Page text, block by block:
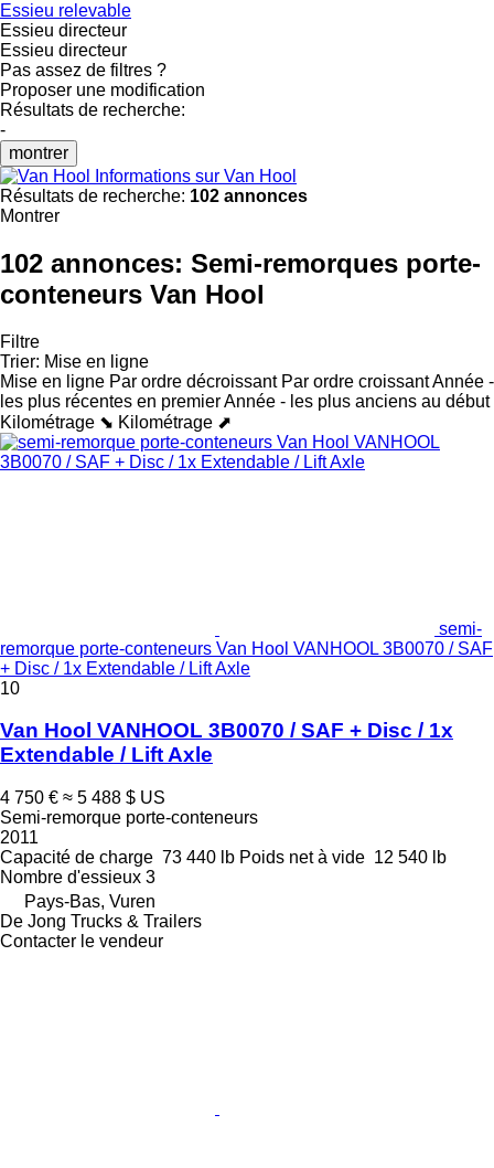
Essieu relevable
Essieu directeur
Essieu directeur
Pas assez de filtres ?
Proposer une modification
Résultats de recherche:
-
montrer
Informations sur Van Hool
Résultats de recherche: 102 annonces
Montrer
102 annonces: Semi-remorques porte-
conteneurs Van Hool
Filtre
Trier: Mise en ligne
Mise en ligne Par ordre décroissant Par ordre croissantAnnée -
les plus récentes en premierAnnée - les plus anciens au début
Kilométrage ⬊ Kilométrage ⬈
semi-
remorque porte-conteneurs Van Hool VANHOOL 3B0070 / SAF
+ Disc / 1x Extendable / Lift Axle
10
Van Hool VANHOOL 3B0070 / SAF + Disc / 1x
Extendable / Lift Axle
4 750 € ≈ 5 488 $ US
Semi-remorque porte-conteneurs
2011
Capacité de charge 73 440 lb Poids net à vide 12 540 lb
Nombre d'essieux 3
Pays-Bas, Vuren
De Jong Trucks & Trailers
Contacter le vendeur